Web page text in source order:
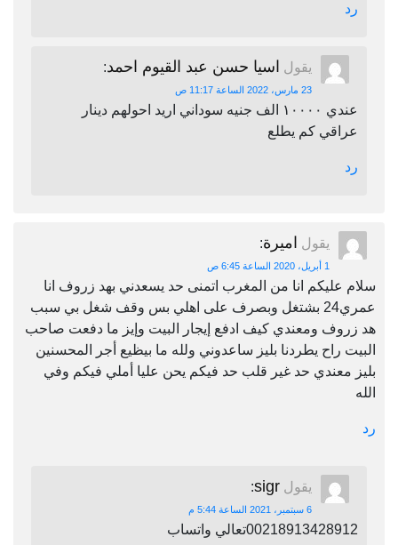
رد
يقول اسيا حسن عبد القيوم احمد:
23 مارس، 2022 الساعة 11:17 ص
عندي ١٠٠٠٠ الف جنيه سوداني اريد احولهم دينار
عراقي كم يطلع
رد
يقول اميرة:
1 أبريل، 2020 الساعة 6:45 ص
سلام عليكم انا من المغرب اتمنى حد يسعدني بهد زروف انا
عمري24 بشتغل وبصرف على اهلي بس وقف شغل بي سبب
هد زروف ومعندي كيف ادفع إيجار البيت وإيز ما دفعت صاحب
البيت راح يطردنا بليز ساعدوني ولله ما بيظيع أجر المحسنين
بليز معندي حد غير قلب حد فيكم يحن عليا أملي فيكم وفي
الله
رد
يقول sigr
:
6 سبتمبر، 2021 الساعة 5:44 م
00218913428912تعالي واتساب